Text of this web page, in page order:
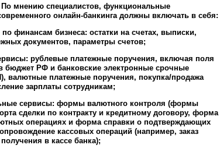
мнению специалистов, функциональные
онлайн-банкинга должны включать в себя:
финансам бизнеса: остатки на счетах, выписки,
документов, параметры счетов;
рублевые платежные поручения, включая поля
бюджет РФ и банковские электронные срочные
валютные платежные поручения, покупка/продажа
зарплаты сотрудникам;
сервисы: формы валютного контроля (формы
сделки по контракту и кредитному договору, форма
операциях и форма справки о подтверждающих
кассовых операций (например, заказ
в кассе банка);